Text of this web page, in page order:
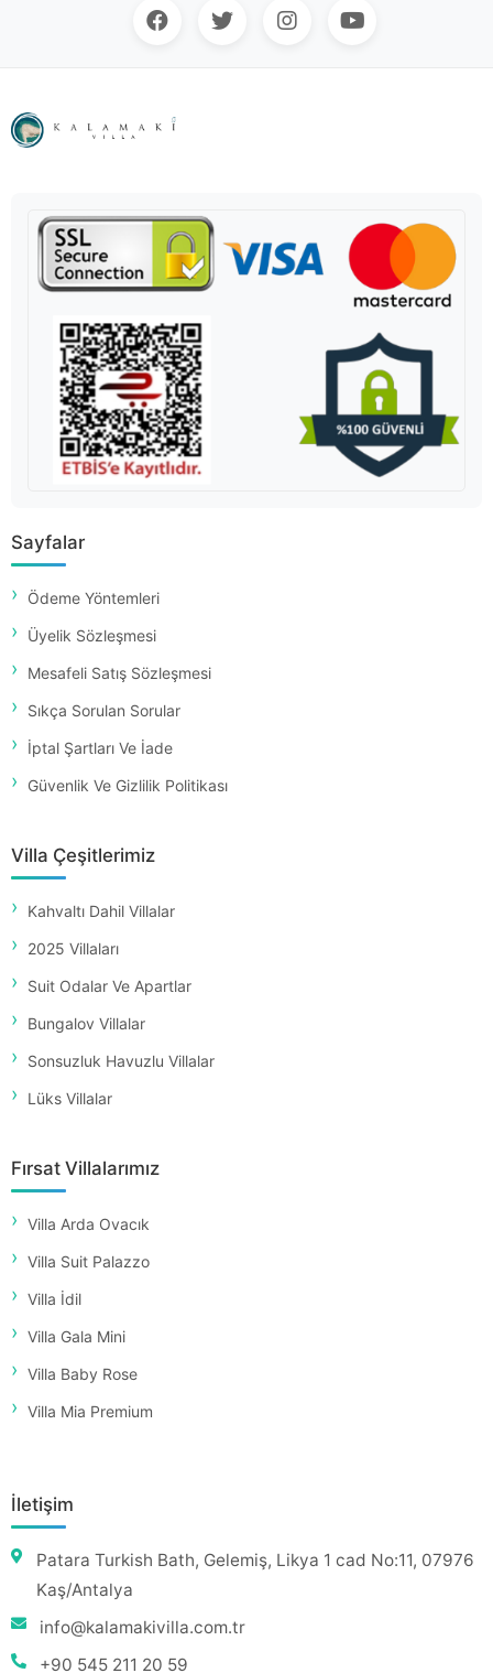
Sayfalar
Ödeme Yöntemleri
Üyelik Sözleşmesi
Mesafeli Satış Sözleşmesi
Sıkça Sorulan Sorular
İptal Şartları Ve İade
Güvenlik Ve Gizlilik Politikası
Villa Çeşitlerimiz
Kahvaltı Dahil Villalar
2025 Villaları
Suit Odalar Ve Apartlar
Bungalov Villalar
Sonsuzluk Havuzlu Villalar
Lüks Villalar
Fırsat Villalarımız
Villa Arda Ovacık
Villa Suit Palazzo
Villa İdil
Villa Gala Mini
Villa Baby Rose
Villa Mia Premium
İletişim
Patara Turkish Bath, Gelemiş, Likya 1 cad No:11, 07976
Kaş/Antalya
info@kalamakivilla.com.tr
+90 545 211 20 59